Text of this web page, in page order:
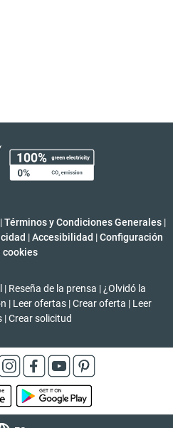
|Términos y Condiciones Generales |
| Accesibilidad | Configuración
cookies
| Reseña de la prensa | ¿Olvidó la
| Leer ofertas | Crear oferta | Leer
|Crear solicitud